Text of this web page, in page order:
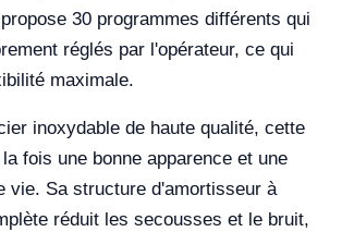
30 programmes différents qui
réglés par l'opérateur, ce qui
maximale.
inoxydable de haute qualité, cette
fois une bonne apparence et une
vie. Sa structure d'amortisseur à
réduit les secousses et le bruit,